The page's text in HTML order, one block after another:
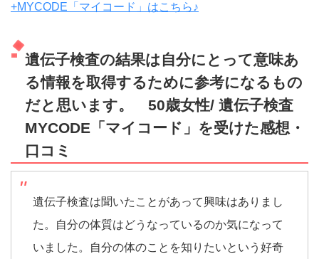
+MYCODE「マイコード」はこちら♪
遺伝子検査の結果は自分にとって意味あ
る情報を取得するために参考になるもの
だと思います。 50歳女性/ 遺伝子検査
MYCODE「マイコード」を受けた感想・
口コミ
遺伝子検査は聞いたことがあって興味はありまし
た。自分の体質はどうなっているのか気になって
いました。自分の体のことを知りたいという好奇